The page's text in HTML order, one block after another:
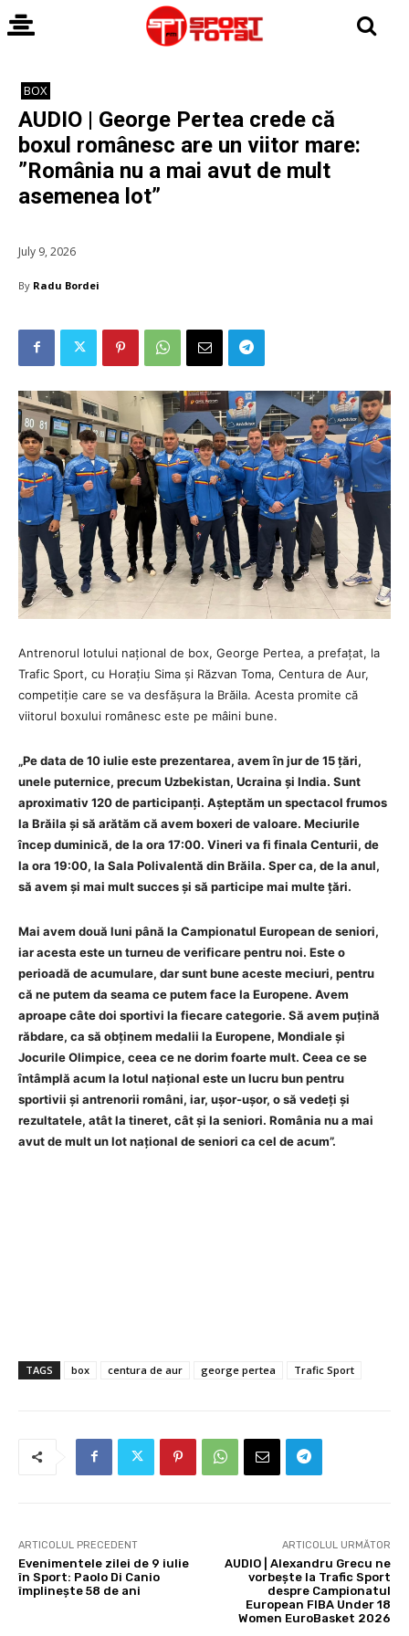
BOX
AUDIO | George Pertea crede că
boxul românesc are un viitor mare:
”România nu a mai avut de mult
asemenea lot”
July 9, 2026
By Radu Bordei
Antrenorul lotului național de box, George Pertea, a prefațat, la
Trafic Sport, cu Horațiu Sima și Răzvan Toma, Centura de Aur,
competiție care se va desfășura la Brăila. Acesta promite că
viitorul boxului românesc este pe mâini bune.
„Pe data de 10 iulie este prezentarea, avem în jur de 15 țări,
unele puternice, precum Uzbekistan, Ucraina și India. Sunt
aproximativ 120 de participanți. Așteptăm un spectacol frumos
la Brăila și să arătăm că avem boxeri de valoare. Meciurile
încep duminică, de la ora 17:00. Vineri va fi finala Centurii, de
la ora 19:00, la Sala Polivalentă din Brăila. Sper ca, de la anul,
să avem și mai mult succes și să participe mai multe țări.
Mai avem două luni până la Campionatul European de seniori,
iar acesta este un turneu de verificare pentru noi. Este o
perioadă de acumulare, dar sunt bune aceste meciuri, pentru
că ne putem da seama ce putem face la Europene. Avem
aproape câte doi sportivi la fiecare categorie. Să avem puțină
răbdare, ca să obținem medalii la Europene, Mondiale și
Jocurile Olimpice, ceea ce ne dorim foarte mult. Ceea ce se
întâmplă acum la lotul național este un lucru bun pentru
sportivii și antrenorii români, iar, ușor-ușor, o să vedeți și
rezultatele, atât la tineret, cât și la seniori. România nu a mai
avut de mult un lot național de seniori ca cel de acum”.
TAGS box centura de aur george pertea Trafic Sport
ARTICOLUL PRECEDENT
Evenimentele zilei de 9 iulie
în Sport: Paolo Di Canio
împlinește 58 de ani
ARTICOLUL URMĂTOR
AUDIO | Alexandru Grecu ne
vorbește la Trafic Sport
despre Campionatul
European FIBA Under 18
Women EuroBasket 2026